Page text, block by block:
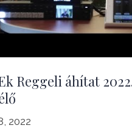
Reggeli áhítat
2022